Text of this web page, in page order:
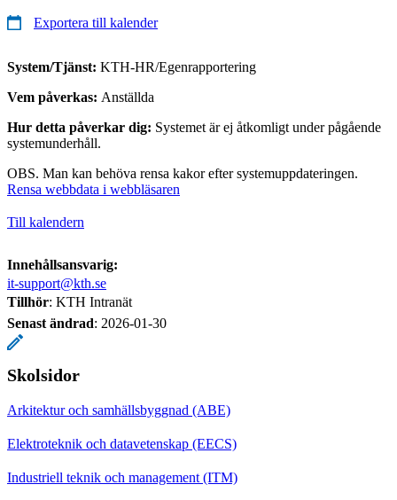
Exportera till kalender
System/Tjänst: KTH-HR/Egenrapportering
Vem påverkas: Anställda
Hur detta påverkar dig: Systemet är ej åtkomligt under pågående
systemunderhåll.
OBS. Man kan behöva rensa kakor efter systemuppdateringen.
Rensa webbdata i webbläsaren
Till kalendern
Innehållsansvarig:
it-support@kth.se
Tillhör: KTH Intranät
Senast ändrad: 2026-01-30
Skolsidor
Arkitektur och samhällsbyggnad (ABE)
Elektroteknik och datavetenskap (EECS)
Industriell teknik och management (ITM)